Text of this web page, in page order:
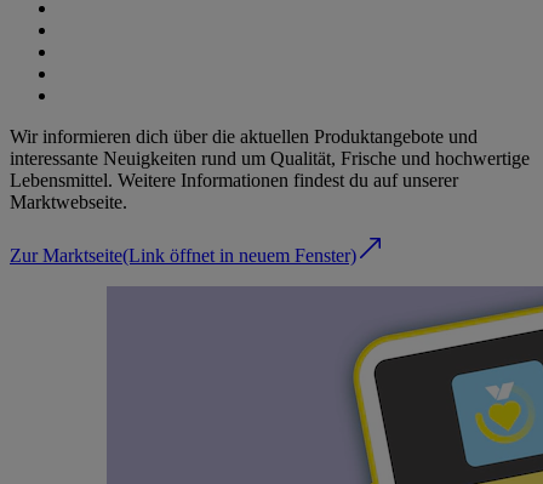
Wir informieren dich über die aktuellen Produktangebote und
interessante Neuigkeiten rund um Qualität, Frische und hochwertige
Lebensmittel. Weitere Informationen findest du auf unserer
Marktwebseite.
Zur Marktseite(Link öffnet in neuem Fenster)